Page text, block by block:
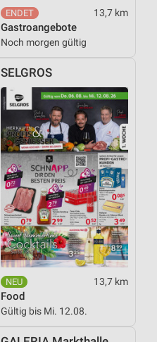
13,7 km
Gastroangebote
Noch morgen gültig
SELGROS
13,7 km
Food
Gültig bis Mi. 12.08.